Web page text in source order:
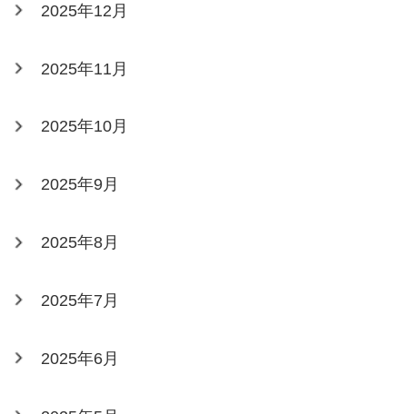
2025年12月
2025年11月
2025年10月
2025年9月
2025年8月
2025年7月
2025年6月